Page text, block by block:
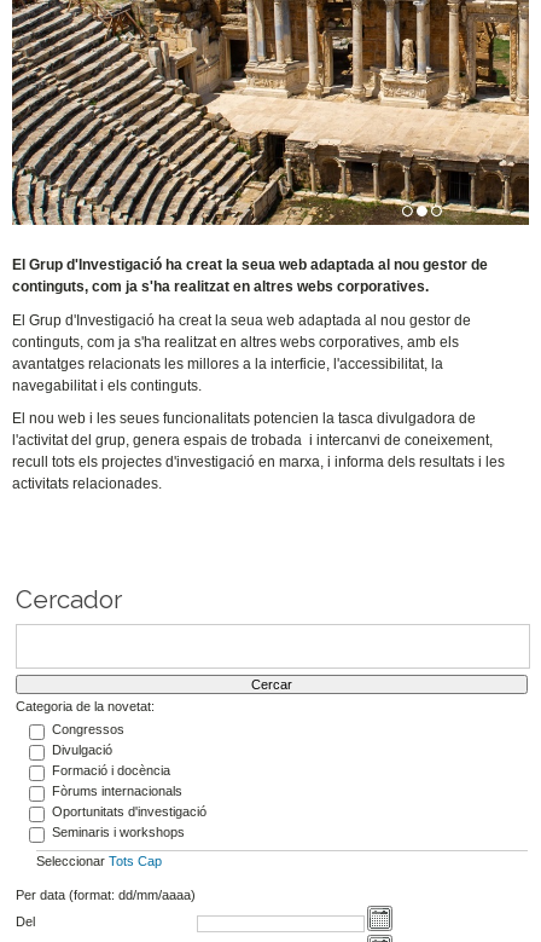
El Grup d'Investigació ha creat la seua web adaptada al nou gestor de
continguts, com ja s'ha realitzat en altres webs corporatives.
El Grup d'Investigació ha creat la seua web adaptada al nou gestor de
continguts, com ja s'ha realitzat en altres webs corporatives, amb els
avantatges relacionats les millores a la interficie, l'accessibilitat, la
navegabilitat i els continguts.
El nou web i les seues funcionalitats potencien la tasca divulgadora de
l'activitat del grup, genera espais de trobada i intercanvi de coneixement,
recull tots els projectes d'investigació en marxa, i informa dels resultats i les
activitats relacionades.
Cercador
Categoria de la novetat:
Congressos
Divulgació
Formació i docència
Fòrums internacionals
Oportunitats d'investigació
Seminaris i workshops
Seleccionar Tots Cap
Per data (format: dd/mm/aaaa)
Del